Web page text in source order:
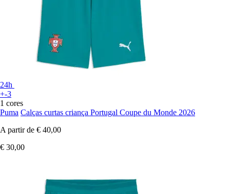
24h
+-3
1 cores
Puma Calças curtas criança Portugal Coupe du Monde 2026
A partir de € 40,00
€ 30,00